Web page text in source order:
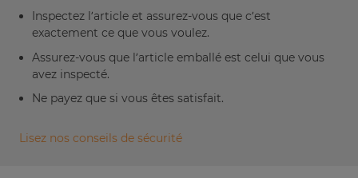
Inspectez l’article et assurez-vous que c’est
exactement ce que vous voulez.
Assurez-vous que l’article emballé est celui que vous
avez inspecté.
Ne payez que si vous êtes satisfait.
Lisez nos conseils de sécurité